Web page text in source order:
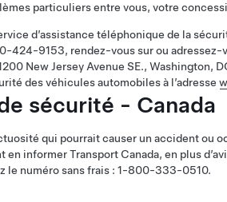
particuliers entre vous, votre
d’assistance téléphonique de la
424-9153, rendez-vous sur ou adressez-
New Jersey Avenue SE., Washington,
des véhicules automobiles à l’adresse
sécurité - Canada
qui pourrait causer un accident ou
informer Transport Canada, en plus
le numéro sans frais : 1-800-333-0510.